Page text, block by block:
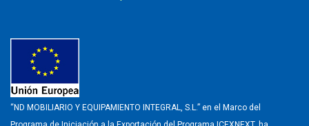
“ND MOBILIARIO Y EQUIPAMIENTO INTEGRAL, S.L.” en el Marco del